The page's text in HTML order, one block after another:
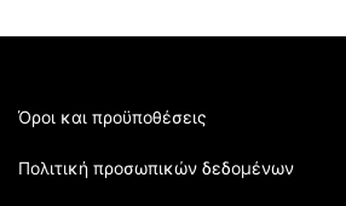
Όροι και προϋποθέσεις
Πολιτική προσωπικών δεδομένων